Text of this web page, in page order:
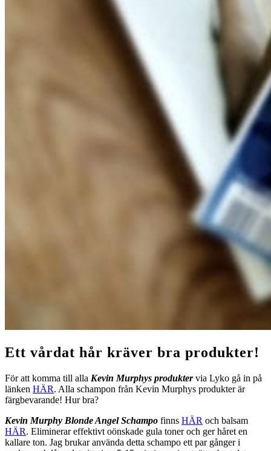
Ett vårdat hår kräver bra produkter!
För att komma till alla Kevin Murphys produktervia Lyko gå in på
länken HÄR. Alla schampon från Kevin Murphys produkter är
färgbevarande! Hur bra?
Kevin Murphy Blonde Angel Schampo finns HÄR och balsam
HÄR. Eliminerar effektivt oönskade gula toner och ger håret en
kallare ton. Jag brukar använda detta schampo ett par gånger i